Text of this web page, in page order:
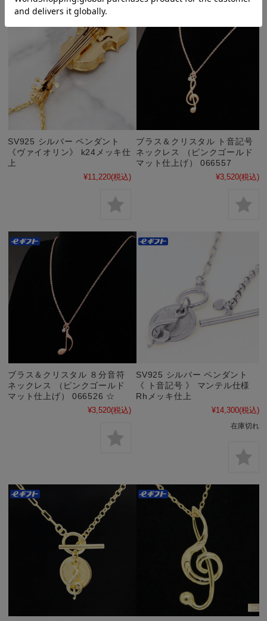
SV925 シルバー ペンダント
《ヴァイオリン》 k24メッキ仕
上
¥11,220(税込)
ブラス＆クリスタル ト音記号
ネックレス （ピンクゴールド
マット仕上げ） 066557
¥3,520(税込)
ブラス＆クリスタル ８分音符
ネックレス （ピンクゴールド
マット仕上げ） 066526 ☆
¥3,520(税込)
SV925 シルバー ペンダント
《 ト音記号 》 マンテル仕様
Rhメッキ仕上
¥14,300(税込)
在庫切れ